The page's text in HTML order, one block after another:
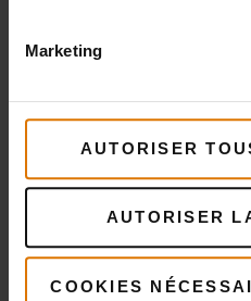
Marketing
AUTORISER
AUTORISER
COOKIES